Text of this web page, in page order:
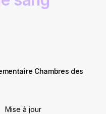
Chambres des
Mise à jour